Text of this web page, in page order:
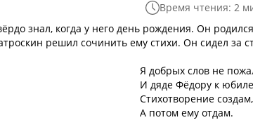
Время чтения: 2
знал, когда у него день рождения. Он
решил сочинить ему стихи. Он сидел за
Я добрых слов не
И дяде Фёдору к
Стихотворение создам,
А потом ему отдам.